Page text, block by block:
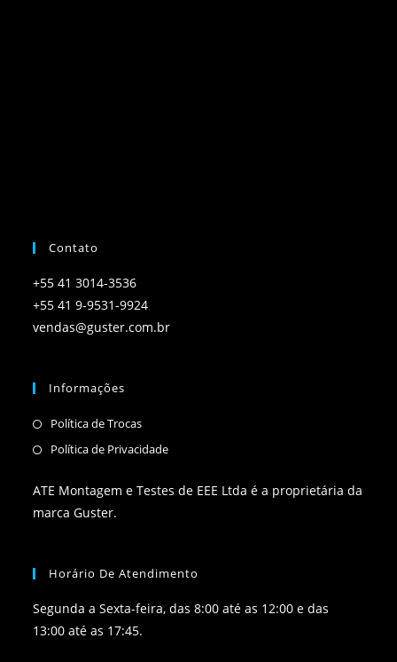
Contato
+55 41 3014-3536
+55 41 9-9531-9924
vendas@guster.com.br
Informações
Política de Trocas
Política de Privacidade
ATE Montagem e Testes de EEE Ltda é a proprietária da
marca Guster.
Horário De Atendimento
Segunda a Sexta-feira, das 8:00 até as 12:00 e das
13:00 até as 17:45.